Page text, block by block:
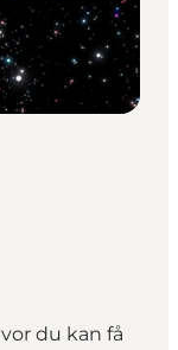
du kan få